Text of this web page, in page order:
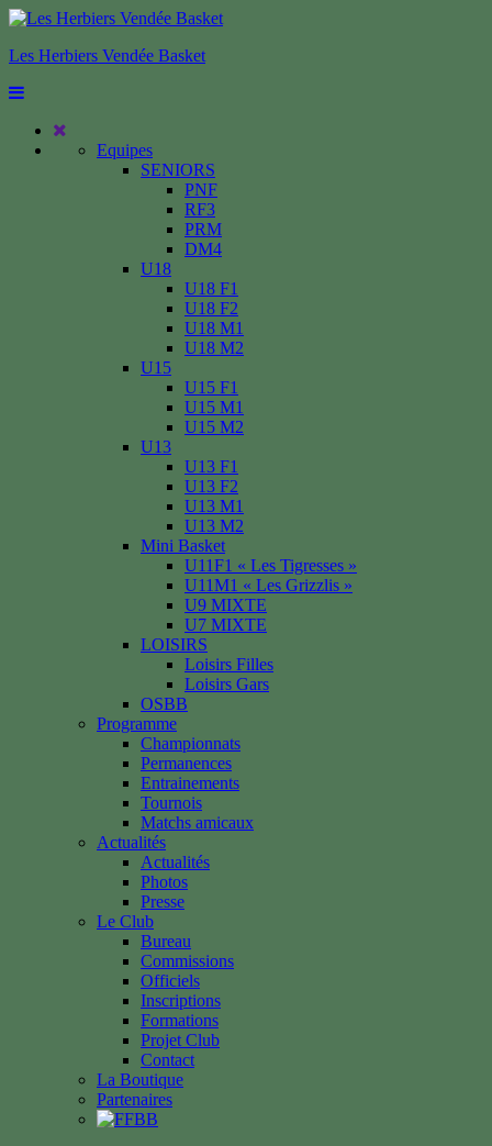
Les Herbiers Vendée Basket
Equipes
SENIORS
PNF
RF3
PRM
DM4
U18
U18 F1
U18 F2
U18 M1
U18 M2
U15
U15 F1
U15 M1
U15 M2
U13
U13 F1
U13 F2
U13 M1
U13 M2
Mini Basket
U11F1 « Les Tigresses »
U11M1 « Les Grizzlis »
U9 MIXTE
U7 MIXTE
LOISIRS
Loisirs Filles
Loisirs Gars
OSBB
Programme
Championnats
Permanences
Entrainements
Tournois
Matchs amicaux
Actualités
Actualités
Photos
Presse
Le Club
Bureau
Commissions
Officiels
Inscriptions
Formations
Projet Club
Contact
La Boutique
Partenaires